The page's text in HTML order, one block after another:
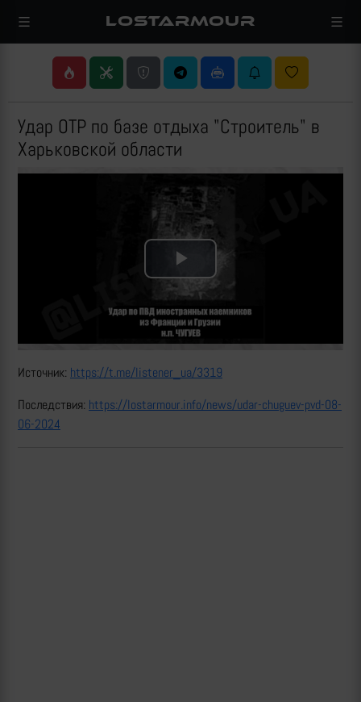
LOSTARMOUR
Удар ОТР по базе отдыха "Строитель" в
Харьковской области
Play
Video
Источник: https://t.me/listener_ua/3319
Последствия: https://lostarmour.info/news/udar-chuguev-pvd-08-
06-2024